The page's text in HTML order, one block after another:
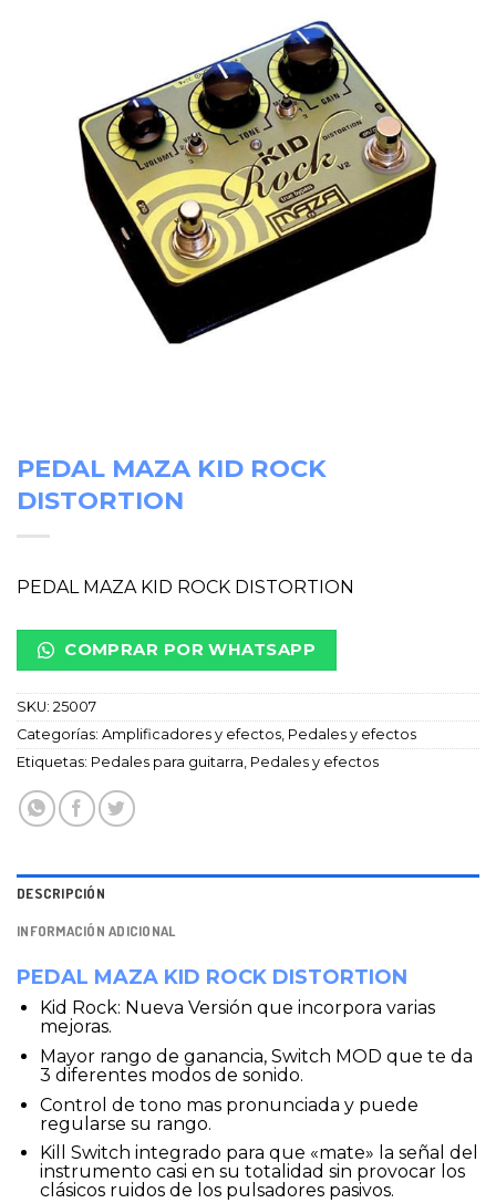
PEDAL MAZA KID ROCK
DISTORTION
PEDAL MAZA KID ROCK DISTORTION
COMPRAR POR WHATSAPP
SKU: 25007
Categorías: Amplificadores y efectos, Pedales y efectos
Etiquetas: Pedales para guitarra, Pedales y efectos
DESCRIPCIÓN
INFORMACIÓN ADICIONAL
PEDAL MAZA KID ROCK DISTORTION
Kid Rock: Nueva Versión que incorpora varias
mejoras.
Mayor rango de ganancia, Switch MOD que te da
3 diferentes modos de sonido.
Control de tono mas pronunciada y puede
regularse su rango.
Kill Switch integrado para que «mate» la señal del
instrumento casi en su totalidad sin provocar los
clásicos ruidos de los pulsadores pasivos.